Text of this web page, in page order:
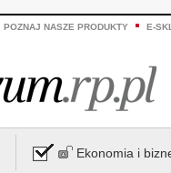
POZNAJ NASZE PRODUKTY E-
Ekonomia i